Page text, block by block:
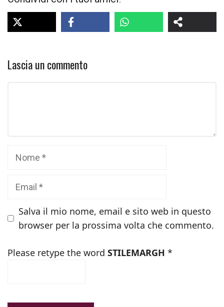
Lascia un commento
Salva il mio nome, email e sito web in questo
browser per la prossima volta che commento.
Please retype the word STILEMARGH *